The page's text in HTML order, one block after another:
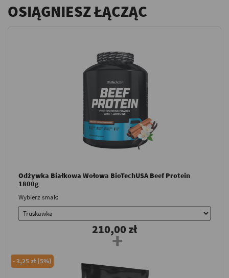
OSIĄGNIESZ ŁĄCZĄC
Odżywka Białkowa Wołowa BioTechUSA Beef Protein
1800g
Wybierz smak:
210,00 zł
-3,25 zł (5%)